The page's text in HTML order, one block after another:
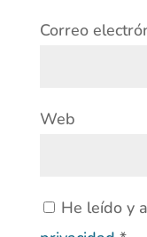
Correo
Web
He leído y